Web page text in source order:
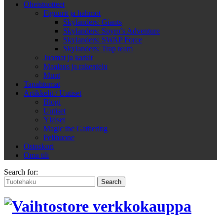
Oheistuotteet
Figuurit ja hahmot
Skylanders: Giants
Skylanders: Spyro’s Adventure
Skylanders: SWAP Force
Skylanders: Trap team
Juomat ja karkit
Maalaus ja rakentelu
Muut
Tapahtumat
Artikkelit / Uutiset
Blogi
Uutiset
Yleiset
Magic the Gathering
Pelihuone
Ostoskori
Oma tili
Search for: